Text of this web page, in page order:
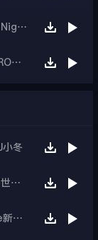
【圣诞快乐】DJ FLAKO Arkins Friday Night EXTENDED MIX
【韩国Bounce】Kesha-Take It Off (ROYCE 2K21 Rebounce)
小冬
【沈风串烧】2K26年7y果味一夏 美加墨世界杯主题跳舞派对专辑 - Dj.阿帅
【沈风串烧】DJ大宝-全中文Melbourne新弹跳一飞冲天重低音上劲风暴MUSIC慢摇大碟